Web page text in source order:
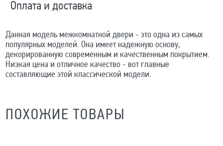
Оплата и доставка
Данная модель межкомнатной двери - это одна из самых
популярных моделей. Она имеет надежную основу,
декорированную современным и качественным покрытием.
Низкая цена и отличное качество - вот главные
составляющие этой классической модели.
ПОХОЖИЕ ТОВАРЫ